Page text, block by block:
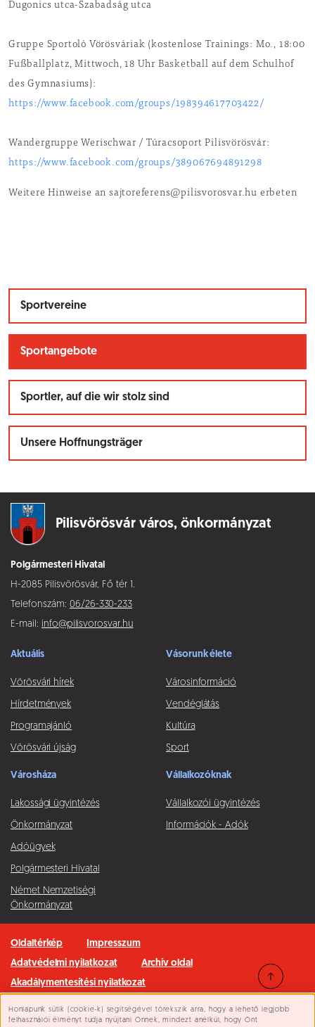
Süti beállítások
Honlapunk sütik (cookie-k) segítségével törekszik arra, hogy a lehető legjobb
felhasználói élményt tudja nyújtani Önnek, mindezt anélkül, hogy Önt
Dugonics utca-Szabadság utca
Gruppe Sportoló Vörösváriak (kostenlose Trainings: Mo., 18:00
Fußballplatz, Mittwoch, 18 Uhr Basketball auf dem Schulhof
des Gymnasiums):
https://www.facebook.com/groups/198394617703422/
Wandergruppe Werischwar / Túracsoport Pilisvörösvár:
https://www.facebook.com/groups/389067694891298
Weitere Hinweise an sajtoreferens@pilisvorosvar.hu erbeten
Sportvereine
Sportangebote
Sportler, auf die wir stolz sind
Unsere Hoffnungsträger
Pilisvörösvár város, önkormányzat
Polgármesteri Hivatal
H-2085 Pilisvörösvár, Fő tér 1.
Telefonszám: 06/26-330-233
E-mail: info@pilisvorosvar.hu
Aktuális
Vörösvári hírek
Hírdetmények
Programajánló
Vörösvári újság
Vásorunk élete
Városinformáció
Vendéglátás
Kultúra
Sport
Városháza
Lakossági ügyintézés
Önkormányzat
Adóügyek
Polgármesteri Hivatal
Német Nemzetiségi
Önkormányzat
Vállalkozóknak
Vállalkozói ügyintézés
Információk - Adók
Oldaltérkép
Impresszum
Adatvédelmi nyilatkozat
Archív oldal
Akadálymentesítési nyilatkozat
Minden jog fenntartva © 2026 Pilisvörösvár Város